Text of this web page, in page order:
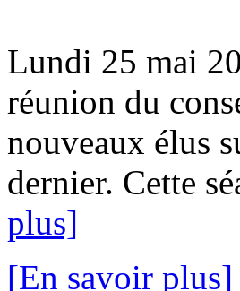
Lundi 25 mai
réunion du
nouveaux élus
dernier. Cette
plus]
[En savoir plus]